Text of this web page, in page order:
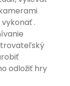
.
odložiť hry